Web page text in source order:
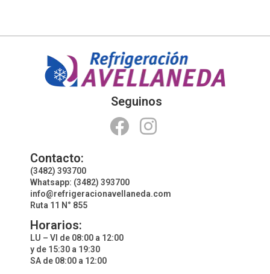
Seguinos
Contacto:
(3482) 393700
Whatsapp: (3482) 393700
info@refrigeracionavellaneda.com
Ruta 11 N° 855
Horarios:
LU – VI de 08:00 a 12:00
y de 15:30 a 19:30
SA de 08:00 a 12:00